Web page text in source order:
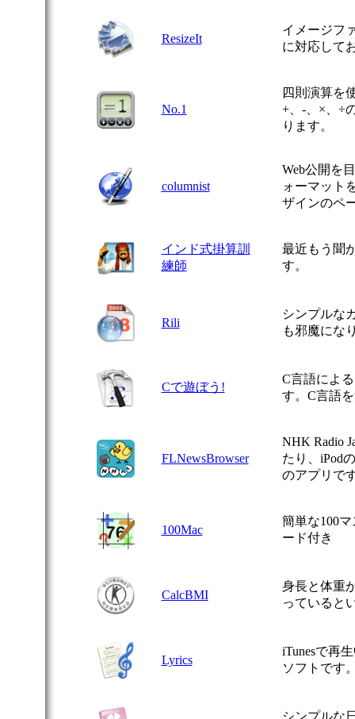
ResizeIt
イメージフ
に対応して
No.1
四則演算を
+、-、×、÷
ります。
columnist
Web公開を
ォーマット
ザインのペ
インド式掛算訓
練師
最近もう聞
す。
Rili
シンプルな
も邪魔にな
Cで遊ぼう!
C言語によ
す。C言語
FLNewsBrowser
NHK Radio
たり、iPod
のアプリで
100Mac
簡単な100
ード付き
CalcBMI
身長と体重
っていると
Lyrics
iTunesで再
ソフトです
シンプルな